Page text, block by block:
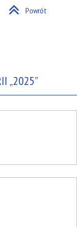
Powrót
„2025”